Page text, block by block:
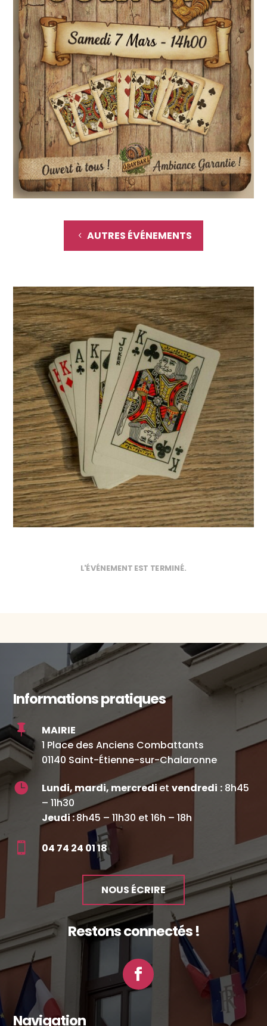
AUTRES ÉVÉNEMENTS
L'ÉVÉNEMENT EST TERMINÉ.
Informations pratiques

MAIRIE
1 Place des Anciens Combattants
01140 Saint-Étienne-sur-Chalaronne
 Lundi, mardi, mercrediet vendredi :8h45
– 11h30
Jeudi :8h45 – 11h30 et 16h – 18h
 04 74 24 01 18
NOUS ÉCRIRE
Restons connectés !
Facebook
Navigation